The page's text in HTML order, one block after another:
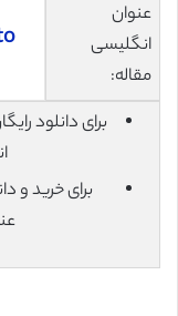
عنوان
انگلیسی
مقاله:
برای خرید و